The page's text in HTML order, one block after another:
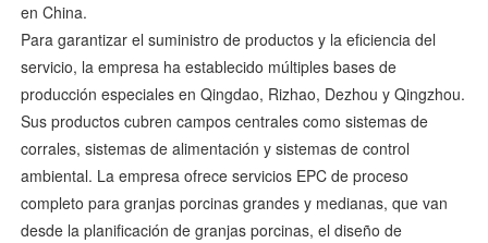
en China.
Para garantizar el suministro de productos y la eficiencia del
servicio, la empresa ha establecido múltiples bases de
producción especiales en Qingdao, Rizhao, Dezhou y Qingzhou.
Sus productos cubren campos centrales como sistemas de
corrales, sistemas de alimentación y sistemas de control
ambiental. La empresa ofrece servicios EPC de proceso
completo para granjas porcinas grandes y medianas, que van
desde la planificación de granjas porcinas, el diseño de